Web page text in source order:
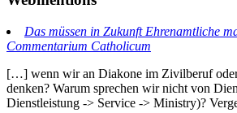
Das müssen in Zukunft Ehrenamtliche
Commentarium Catholicum
[…] wenn wir an Diakone im Zivilberuf
denken? Warum sprechen wir nicht von
Dienstleistung -> Service -> Ministry)?